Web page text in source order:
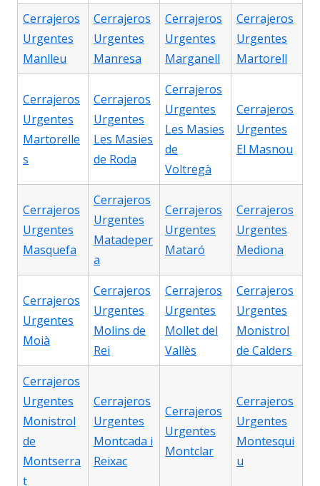
Cerrajeros
Urgentes
Manlleu
Cerrajeros
Urgentes
Manresa
Cerrajeros
Urgentes
Marganell
Cerrajeros
Urgentes
Martorell
Cerrajeros
Urgentes
Martorelle
s
Cerrajeros
Urgentes
Les Masies
de Roda
Cerrajeros
Urgentes
Les Masies
de
Voltregà
Cerrajeros
Urgentes
El Masnou
Cerrajeros
Urgentes
Masquefa
Cerrajeros
Urgentes
Matadeper
a
Cerrajeros
Urgentes
Mataró
Cerrajeros
Urgentes
Mediona
Cerrajeros
Urgentes
Moià
Cerrajeros
Urgentes
Molins de
Rei
Cerrajeros
Urgentes
Mollet del
Vallès
Cerrajeros
Urgentes
Monistrol
de Calders
Cerrajeros
Urgentes
Monistrol
de
Montserra
t
Cerrajeros
Urgentes
Montcada i
Reixac
Cerrajeros
Urgentes
Montclar
Cerrajeros
Urgentes
Montesqui
u